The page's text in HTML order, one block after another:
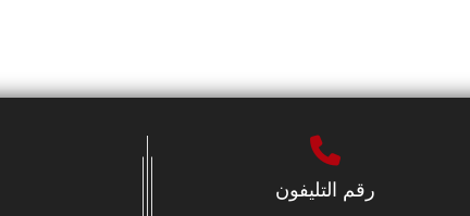
رقم التليفون